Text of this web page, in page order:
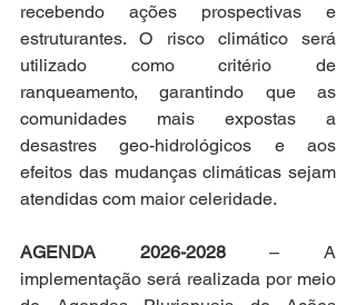
recebendo ações prospectivas e
estruturantes. O risco climático será
utilizado como critério de
ranqueamento, garantindo que as
comunidades mais expostas a
desastres geo-hidrológicos e aos
efeitos das mudanças climáticas sejam
atendidas com maior celeridade.
AGENDA 2026-2028 – A
implementação será realizada por meio